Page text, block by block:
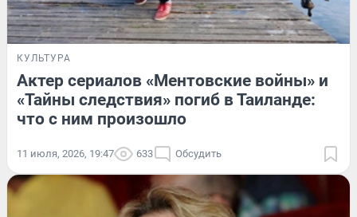
КУЛЬТУРА
Актер сериалов «Ментовские войны» и
«Тайны следствия» погиб в Таиланде:
что с ним произошло
11 июля, 2026, 19:47 633 Обсудить